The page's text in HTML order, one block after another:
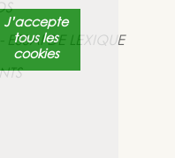
J’accepte
tous les
cookies
DE LEXIQUE